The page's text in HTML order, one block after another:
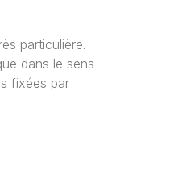
particulière.
dans le sens
fixées par